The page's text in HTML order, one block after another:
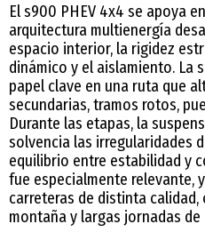
El s900 PHEV 4x4 se apoya
arquitectura multienergía
espacio interior, la rigidez
dinámico y el aislamiento. La
papel clave en una ruta que
secundarias, tramos rotos,
Durante las etapas, la
solvencia las irregularidades
equilibrio entre estabilidad y
fue especialmente relevante,
carreteras de distinta
montaña y largas jornadas